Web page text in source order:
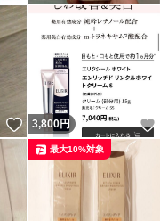
いいね！
3,800円
最大10%対象